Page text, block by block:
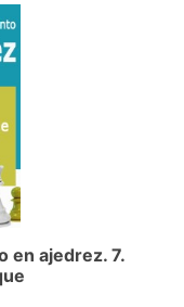
en ajedrez. 7.